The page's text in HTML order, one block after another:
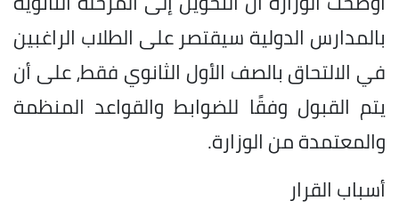
بالمدارس الدولية سيقتصر على الطلاب الراغبين
في الالتحاق بالصف الأول الثانوي فقط، على أن
يتم القبول وفقًا للضوابط والقواعد المنظمة
والمعتمدة من الوزارة.
أسباب القرار